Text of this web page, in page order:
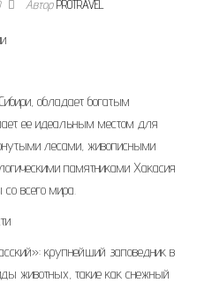
АвторPROTRAVEL
обладает богатым
ее идеальным местом для
лесами, живописными
памятниками Хакасия
всего мира.
крупнейший заповедник в
животных, такие как снежный